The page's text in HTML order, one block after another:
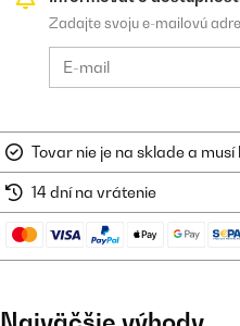
Zadajte svoju e-mailovú
Tovar nie je na sklade a
14 dní na vrátenie